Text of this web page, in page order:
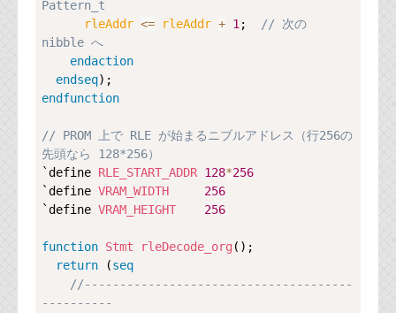
Pattern_t
rleAddr <= rleAddr + 1; // 次の
nibble へ
endaction
endseq
endfunction
// PROM 上で RLE が始まるニブルアドレス（行256の
先頭なら 128*256）
`define RLE_START_ADDR 128*256
`define VRAM_WIDTH
256
`define VRAM_HEIGHT 256
function Stmt rleDecode_org ();
return (seq
//--------------------------------------
----------